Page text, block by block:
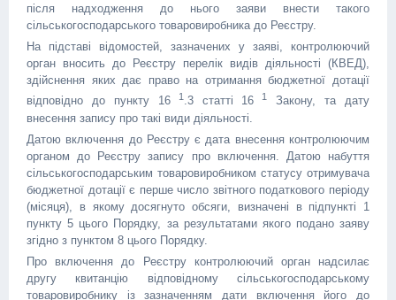
після надходження до нього заяви внести такого
сільськогосподарського товаровиробника до Реєстру.
На підставі відомостей, зазначених у заяві, контролюючий
орган вносить до Реєстру перелік видів діяльності (КВЕД),
здійснення яких дає право на отримання бюджетної дотації
відповідно до пункту 161 .3 статті 16 1
Закону, та дату
внесення запису про такі види діяльності.
Датою включення до Реєстру є дата внесення контролюючим
органом до Реєстру запису про включення. Датою набуття
сільськогосподарським товаровиробником статусу отримувача
бюджетної дотації є перше число звітного податкового періоду
(місяця), в якому досягнуто обсяги, визначені в підпункті 1
пункту 5 цього Порядку, за результатами якого подано заяву
згідно з пунктом 8 цього Порядку.
Про включення до Реєстру контролюючий орган надсилає
другу квитанцію відповідному сільськогосподарському
товаровиробнику із зазначенням дати включення його до